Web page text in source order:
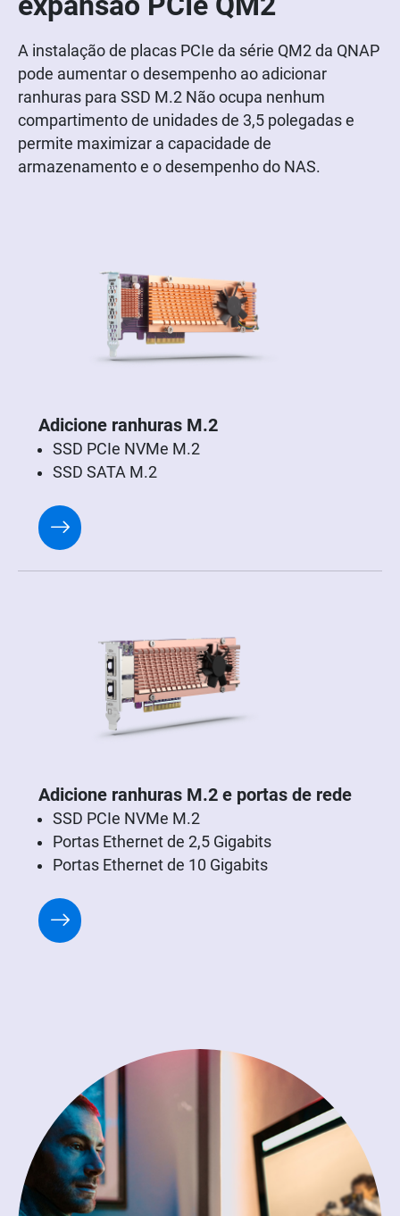
A instalação de placas PCIe da série QM2 da QNAP
pode aumentar o desempenho ao adicionar
ranhuras para SSD M.2 Não ocupa nenhum
compartimento de unidades de 3,5 polegadas e
permite maximizar a capacidade de
armazenamento e o desempenho do NAS.
Adicione ranhuras M.2
SSD PCIe NVMe M.2
SSD SATA M.2
Adicione ranhuras M.2 e portas de rede
SSD PCIe NVMe M.2
Portas Ethernet de 2,5 Gigabits
Portas Ethernet de 10 Gigabits